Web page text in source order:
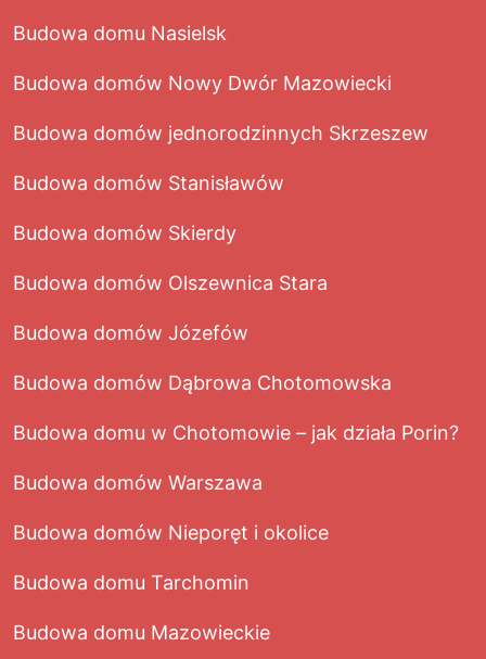
Budowa domu Nasielsk
Budowa domów Nowy Dwór Mazowiecki
Budowa domów jednorodzinnych Skrzeszew
Budowa domów Stanisławów
Budowa domów Skierdy
Budowa domów Olszewnica Stara
Budowa domów Józefów
Budowa domów Dąbrowa Chotomowska
Budowa domu w Chotomowie – jak działa Porin?
Budowa domów Warszawa
Budowa domów Nieporęt i okolice
Budowa domu Tarchomin
Budowa domu Mazowieckie